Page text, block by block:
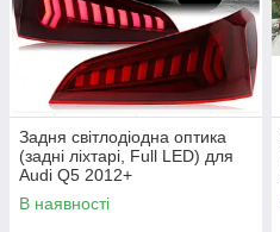
Задня світлодіодна оптика
(задні ліхтарі, Full LED) для
Audi Q5 2012+
В наявності